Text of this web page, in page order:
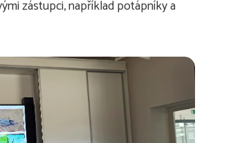
zástupci, například potápníky a